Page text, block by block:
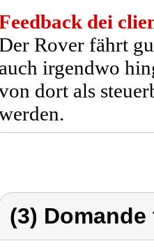
dei
Rover fährt
auch irgendwo
dort als
(3)